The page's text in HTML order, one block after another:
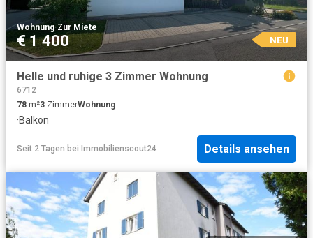
Wohnung·Zur Miete
€ 1 400 NEU
Helle und ruhige 3 Zimmer Wohnung
6712
78 m²3 ZimmerWohnung
·Balkon
Seit 2 Tagen bei Immobilienscout24 Details ansehen